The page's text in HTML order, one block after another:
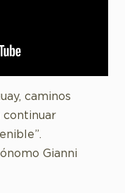
caminos
continuar
Gianni